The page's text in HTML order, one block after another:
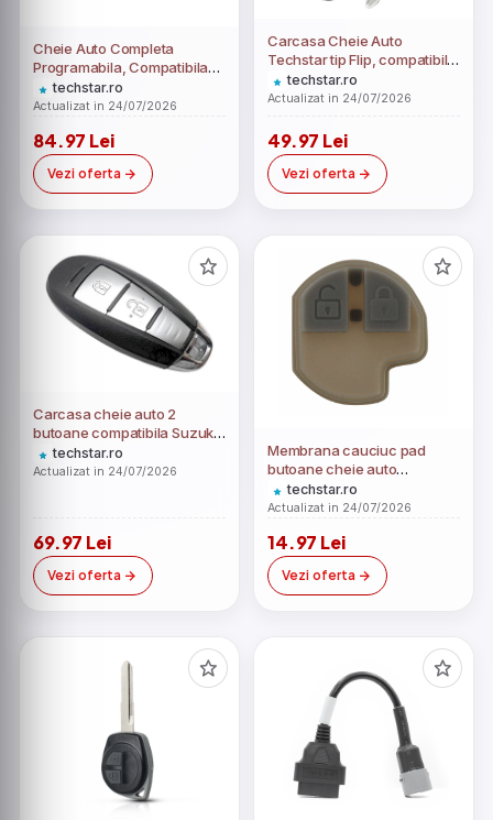
Cheie Auto Completa
Programabila, Compatibila
cu Suzuki Swift, SX4, Vitara,
Ignis, Jimny, Splash, 2
techstar.ro
Actualizat in 24/07/2026
84.97 Lei
Vezi oferta
Carcasa Cheie Auto
Techstar tip Flip, compatibila
Suzuki Swift, SX4, Grand
Vitara – cu 2 butoane
techstar.ro
Actualizat in 24/07/2026
49.97 Lei
Vezi oferta
Carcasa cheie auto 2
butoane compatibila Suzuki
Swift 2010–2016 – tip
proximity remote
techstar.ro
Actualizat in 24/07/2026
69.97 Lei
Vezi oferta
Membrana cauciuc pad
butoane cheie auto
Techstar, compatibila cu
Suzuki Swift Grand Vitara
techstar.ro
Actualizat in 24/07/2026
14.97 Lei
Vezi oferta